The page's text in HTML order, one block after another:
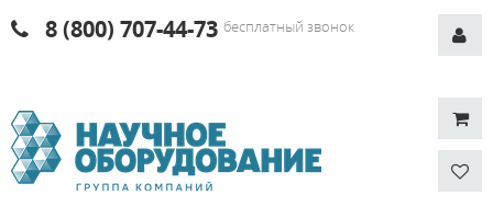
8 (800) 707-44-73 бесплатный звонок